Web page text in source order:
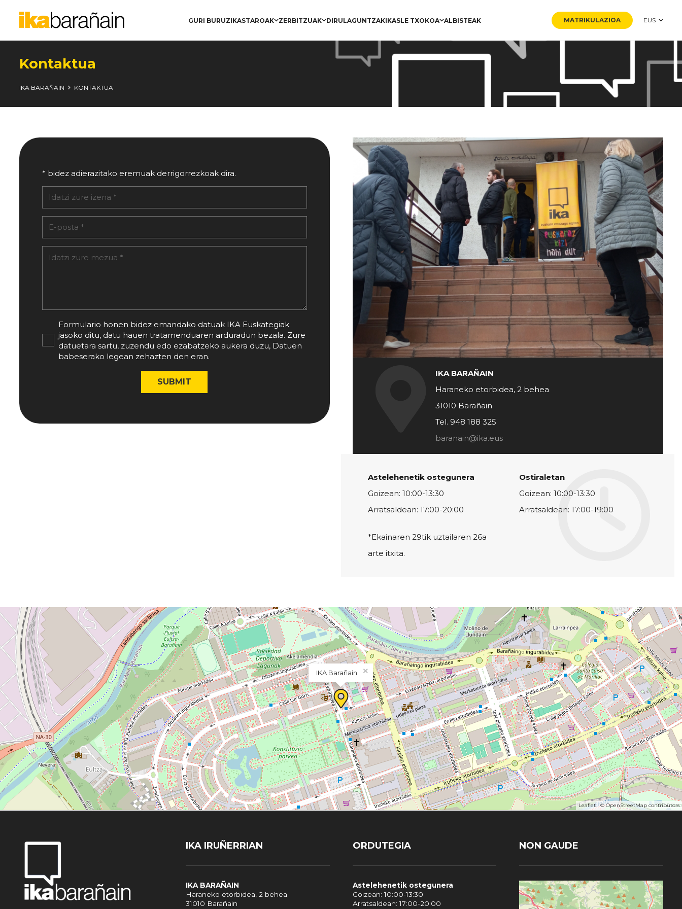
GURI BURUZIKASTAROAK ZERBITZUAK DIRULAGUNTZAKIKASLE TXOKOA ALBISTEAK MATRIKULAZIOA EUS
Kontaktua
IKA BARAÑAIN KONTAKTUA
* bidez adierazitako eremuak derrigorrezkoak dira.
Formulario honen bidez emandako datuak IKA Euskategiak
jasoko ditu, datu hauen tratamenduaren arduradun bezala. Zure
datuetara sartu, zuzendu edo ezabatzeko aukera duzu, Datuen
babeserako legean zehazten den eran.
SUBMIT
IKA BARAÑAIN
Haraneko etorbidea, 2 behea
31010 Barañain
Tel. 948 188 325
baranain@ika.eus
Astelehenetik ostegunera
Goizean: 10:00-13:30
Arratsaldean: 17:00-20:00
*Ekainaren 29tik uztailaren 26a
arte itxita.
Ostiraletan
Goizean: 10:00-13:30
Arratsaldean: 17:00-19:00
IKA Barañain ×
Leaflet| ©OpenStreetMap contributors
IKA IRUÑERRIAN
IKA BARAÑAIN
Haraneko etorbidea, 2 behea
31010 Barañain
ORDUTEGIA
Astelehenetik ostegunera
Goizean: 10:00-13:30
Arratsaldean: 17:00-20:00
NON GAUDE